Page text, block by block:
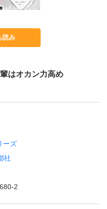
読み
はオカン力高め
ーズ
社
2